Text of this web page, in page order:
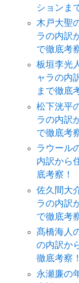
ションま
木戸大聖
ラの内訳
で徹底考
板垣李光
ャラの内
まで徹底
松下洸平
ラの内訳
で徹底考
ラウール
内訳から
底考察！
佐久間大
ラの内訳
で徹底考
髙橋海人
の内訳か
徹底考察！
永瀬廉の